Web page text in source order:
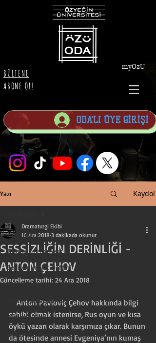
BÜLTENE
ABONE OL!
myOzU
ODA'LI ÜYE GİRİŞİ
Yazı Kaydol
Neler var?
Dramaturgi desek?
Seyircinin Not Defteri
Kulis'i kes...
Tiyatro demişken...
Mekan'a Dair
Bekleme Salonu
SESSİZLİĞİN DERİNLİĞİ -
ANTON ÇEHOV
Dramaturgi Ekibi
16 Ara 2018 3 dakikada okunur
Güncelleme tarihi: 24 Ara 2018
sahibi olmak istenirse, Rus oyun ve kısa
öykü yazarı olarak karşımıza çıkar. Bunun
da ötesinde annesi Evgeniya’nın kumaş